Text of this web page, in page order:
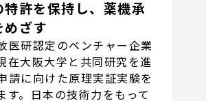
許を保持し、薬機承
めざす
医研認定のベンチャー企業
在大阪大学と共同研究を進
請に向けた原理実証実験を
す。日本の技術力をもって